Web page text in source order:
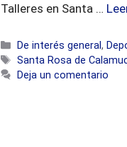
Talleres en Santa …
Categorías
De interés general,
Etiquetas
Santa Rosa de
Deja un comentario